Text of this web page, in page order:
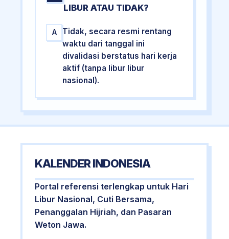
LIBUR ATAU TIDAK?
A
Tidak, secara resmi rentang
waktu dari tanggal ini
divalidasi berstatus hari kerja
aktif (tanpa libur libur
nasional).
KALENDER INDONESIA
Portal referensi terlengkap untuk Hari
Libur Nasional, Cuti Bersama,
Penanggalan Hijriah, dan Pasaran
Weton Jawa.